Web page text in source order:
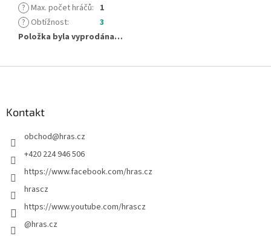
? Max. počet hráčů: 1
? Obtížnost:
3
Položka byla vyprodána…
Kontakt
obchod@hras.cz
+420 224 946 506
https://www.facebook.com/hras.cz
hrascz
https://www.youtube.com/hrascz
@hras.cz